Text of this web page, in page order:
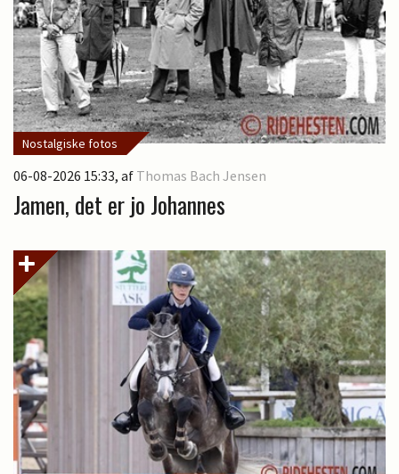
Nostalgiske fotos
06-08-2026 15:33, af Thomas Bach Jensen
Jamen, det er jo Johannes